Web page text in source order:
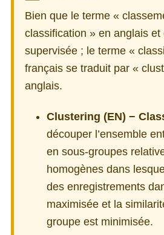
Bien que le terme «
classification » en anglais
supervisée ; le terme «
français se traduit par «
anglais.
Clustering (EN) −
découper l’ensemble
en sous-groupes
homogènes dans
des enregistrements
maximisée et la
groupe est minimisée.